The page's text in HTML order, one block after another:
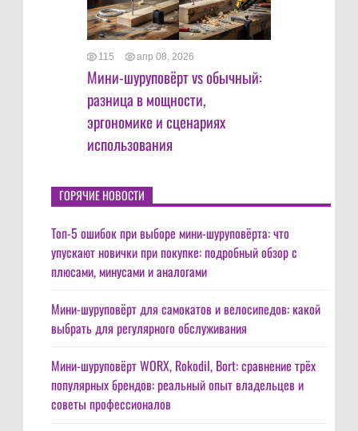
115 апр 08, 2026
Мини-шуруповёрт vs обычный:
разница в мощности,
эргономике и сценариях
использования
ГОРЯЧИЕ НОВОСТИ
Топ-5 ошибок при выборе мини-шуруповёрта: что
упускают новички при покупке: подробный обзор с
плюсами, минусами и аналогами
Мини-шуруповёрт для самокатов и велосипедов: какой
выбрать для регулярного обслуживания
Мини-шуруповёрт WORX, Rokodil, Bort: сравнение трёх
популярных брендов: реальный опыт владельцев и
советы профессионалов